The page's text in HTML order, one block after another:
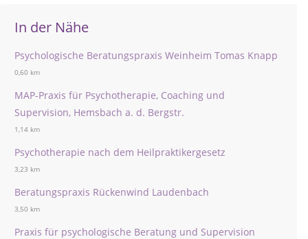
In der Nähe
Psychologische Beratungspraxis Weinheim Tomas Knapp
0,60 km
MAP-Praxis für Psychotherapie, Coaching und
Supervision, Hemsbach a. d. Bergstr.
1,14 km
Psychotherapie nach dem Heilpraktikergesetz
3,23 km
Beratungspraxis Rückenwind Laudenbach
3,50 km
Praxis für psychologische Beratung und Supervision